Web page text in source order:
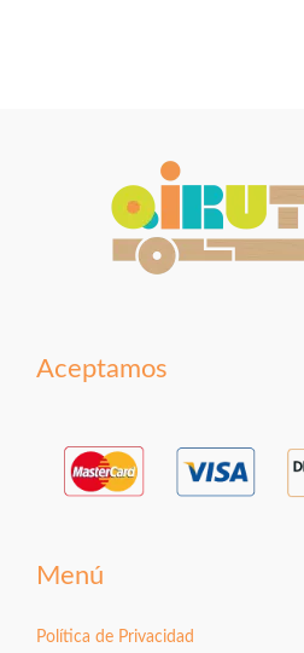
Aceptamos
Menú
Política de Privacidad